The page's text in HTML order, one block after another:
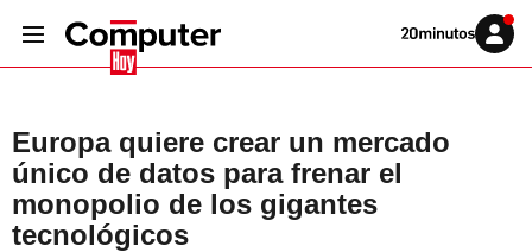
Volver
Iniciar
sesión
Europa quiere crear un mercado
único de datos para frenar el
monopolio de los gigantes
tecnológicos